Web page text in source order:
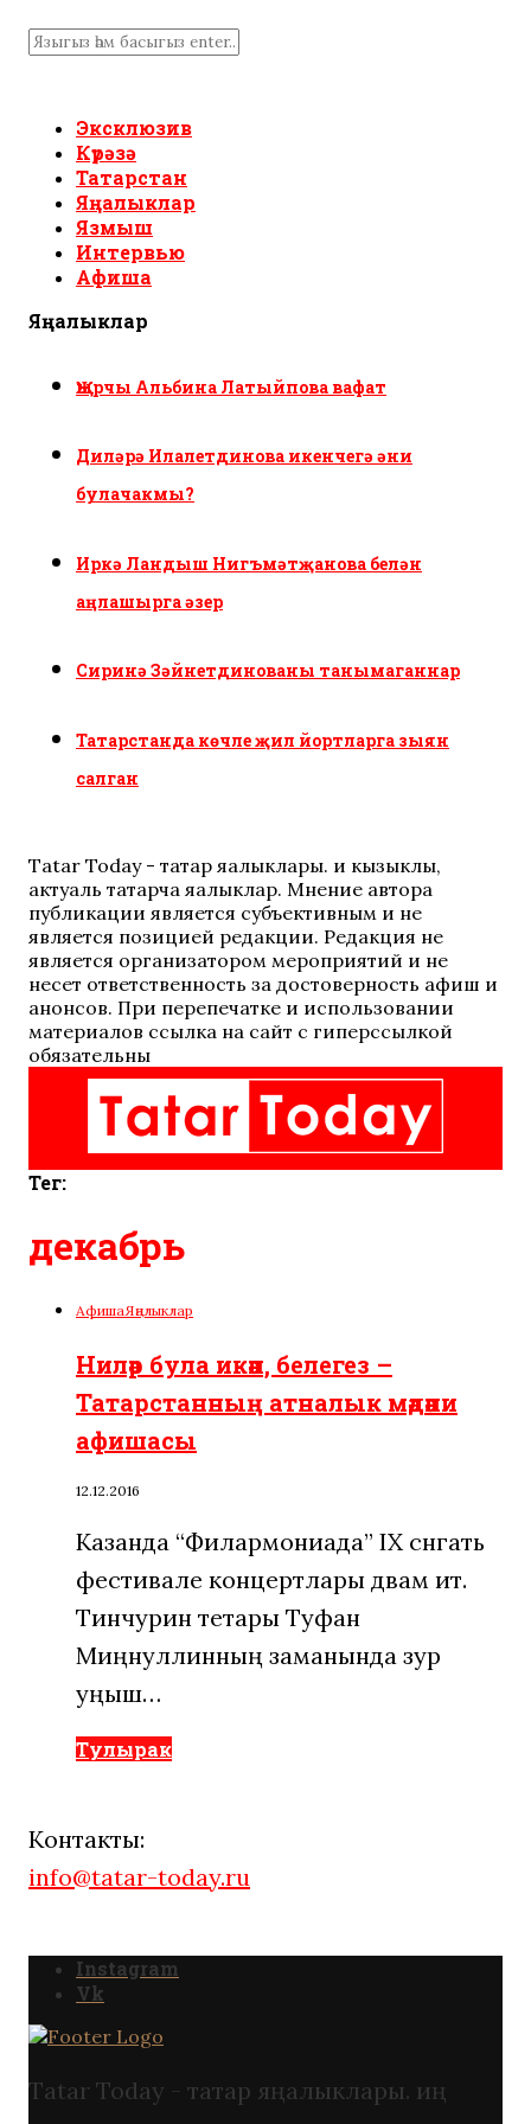
Эксклюзив
Күрәзә
Татарстан
Яңалыклар
Язмыш
Интервью
Афиша
Яңалыклар
Җырчы Альбина Латыйпова вафат
Диләрә Илалетдинова икенчегә әни
булачакмы?
Иркә Ландыш Нигъмәтҗанова белән
аңлашырга әзер
Сиринә Зәйнетдинованы танымаганнар
Татарстанда көчле җил йортларга зыян
салган
Tatar Today - татар яңалыклары. иң кызыклы,
актуаль татарча яңалыклар. Мнение автора
публикации является субъективным и не
является позицией редакции. Редакция не
является организатором мероприятий и не
несет ответственность за достоверность афиш и
анонсов. При перепечатке и использовании
материалов ссылка на сайт с гиперссылкой
обязательны
Тег:
декабрь
АфишаЯңалыклар
Ниләр була икән, белегез –
Татарстанның атналык мәдәни
афишасы
12.12.2016
Казанда “Филармониада” IX сәнгать
фестивале концертлары дәвам итә.
Тинчурин тетары Туфан
Миңнуллинның заманында зур
уңыш…
Тулырак
Контакты:
info@tatar-today.ru
Instagram
Vk
Tatar Today - татар яңалыклары. иң